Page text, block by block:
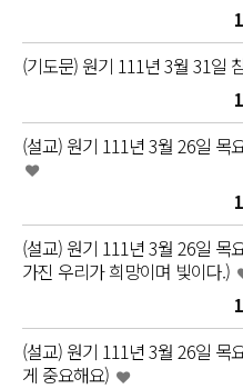
(기도문) 원기 111년 3월 31일
(설교) 원기 111년 3월 26일 목
(설교) 원기 111년 3월 26일 목
가진 우리가 희망이며 빛이다.)
(설교) 원기 111년 3월 26일 목
게 중요해요)